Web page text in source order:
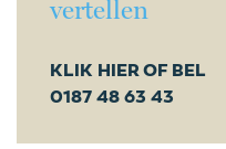
vertellen
KLIK HIER OF BEL
0187 48 63 43